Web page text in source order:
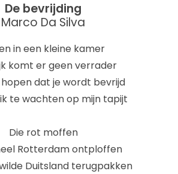
De bevrijding
Marco Da Silva
in een kleine kamer
komt er geen verrader
dat je wordt bevrijd
ik te wachten op mijn tapijt
Die rot moffen
Rotterdam ontploffen
Duitsland terugpakken